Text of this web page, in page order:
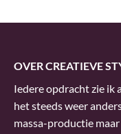
OVER CREATIEVE
Iedere opdracht zie ik
het steeds weer
massa-productie